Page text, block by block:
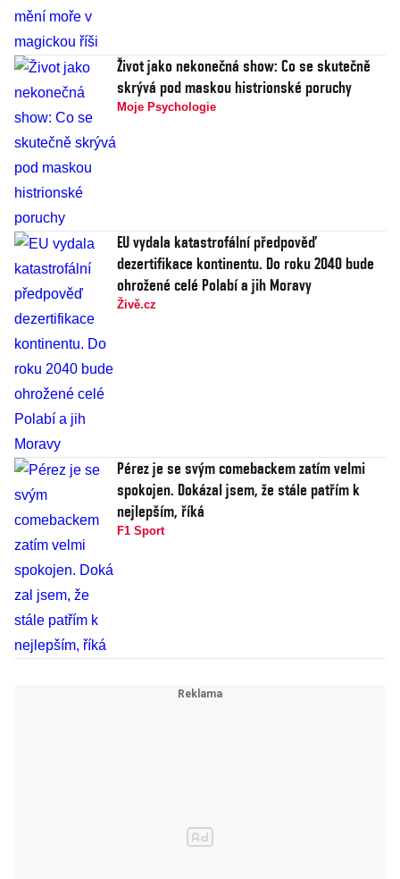
Život jako nekonečná show: Co se skutečně
skrývá pod maskou histrionské poruchy
Moje Psychologie
EU vydala katastrofální předpověď
dezertifikace kontinentu. Do roku 2040 bude
ohrožené celé Polabí a jih Moravy
Živě.cz
Pérez je se svým comebackem zatím velmi
spokojen. Dokázal jsem, že stále patřím k
nejlepším, říká
F1 Sport